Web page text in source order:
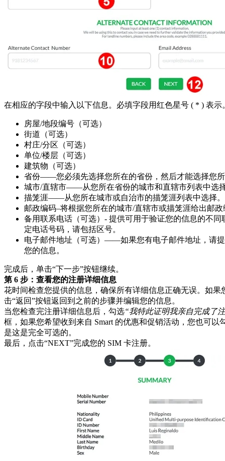
在相应的字段中输入以下信息。必填字段用红色星号 ( * ) 表示
房屋/地段编号（可选）
街道（可选）
村庄/分区（可选）
单位/楼层（可选）
建筑物（可选）
省份——您必须先选择您所在的省份，然后才能选择您
城市/直辖市——从您所在省份的城市和直辖市列表中选
描笼涯——从您所在城市或自治市的描笼涯列表中选择。
邮政编码–将根据您所在的城市/直辖市或描笼涯给出邮
备用联系电话（可选）- 提供可用于验证您的信息的不同
定电话号码，请包括区号。
电子邮件地址（可选）——如果您有电子邮件地址，请
您的信息。
完成后，单击“下一步”按钮继续。
第 6 步：查看您的注册详细信息
花时间检查您提供的信息，确保所有详细信息正确无误。如果
击“返回”按钮返回到之前的步骤并编辑您的信息。
当您检查完注册详细信息后，勾选“我特此证明我亲自完成了
框，如果您希望收到来自 Smart 的优惠和促销活动，您也可以
是这是完全可选的。
最后，点击“NEXT”完成您的 SIM 卡注册。